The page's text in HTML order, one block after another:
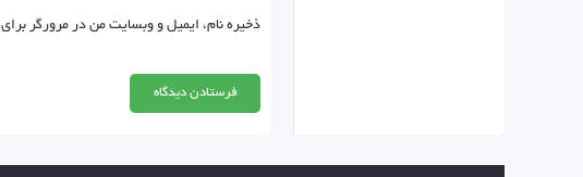
ذخیره نام، ایمیل و وبسایت من در مرورگر